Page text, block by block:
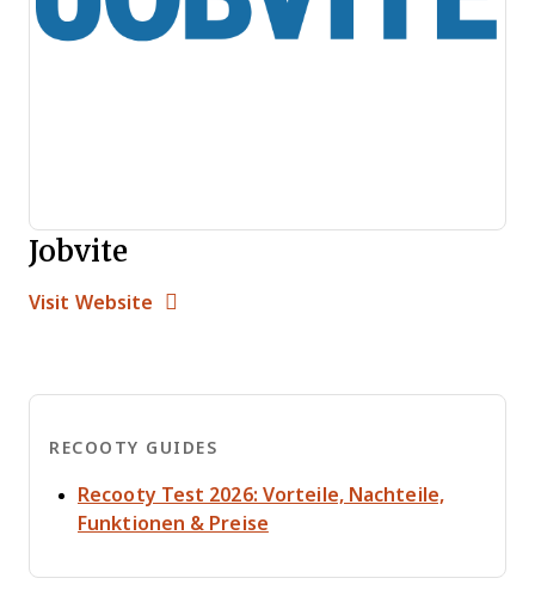
Jobvite
Visit Website Opens New Window
RECOOTY GUIDES
Recooty Test 2026: Vorteile, Nachteile,
Funktionen & PreiseOpens new window